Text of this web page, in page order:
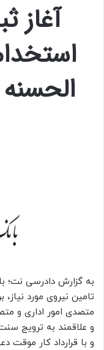
آغاز
به گزارش دادرسی نت؛
تامین نیروی مورد
و علاقمند به ترویج
و با قرارداد کار موقت